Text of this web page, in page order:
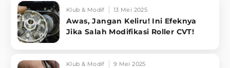
Klub & Modif 13 Mei 2025
Awas, Jangan Keliru! Ini Efeknya
Jika Salah Modifikasi Roller CVT!
Klub & Modif 9 Mei 2025